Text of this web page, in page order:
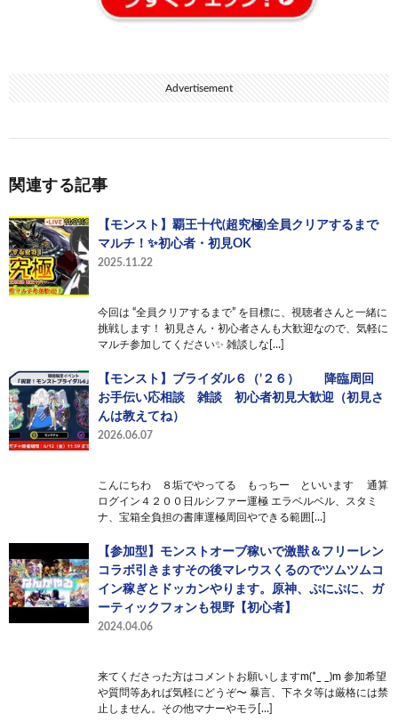
Advertisement
関連する記事
【モンスト】覇王十代(超究極)全員クリアするまで
マルチ！✨初心者・初見OK
2025.11.22
今回は “全員クリアするまで” を目標に、視聴者さんと一緒に
挑戦します！ 初見さん・初心者さんも大歓迎なので、気軽に
マルチ参加してください✨ 雑談しな[…]
【モンスト】ブライダル６（’２６） 降臨周回
お手伝い応相談 雑談 初心者初見大歓迎（初見さ
んは教えてね）
2026.06.07
こんにちわ ８垢でやってる もっちー といいます 通算
ログイン４２００日ルシファー運極 エラベルベル、スタミ
ナ、宝箱全負担の書庫運極周回やできる範囲[…]
【参加型】モンストオーブ稼いで激獣＆フリーレン
コラボ引きますその後マレウスくるのでツムツムコ
イン稼ぎとドッカンやります。原神、ぷにぷに、ガ
ーティックフォンも視野【初心者】
2024.04.06
来てくださった方はコメントお願いしますm(*_ _)m 参加希望
や質問等あれば気軽にどうぞ〜 暴言、下ネタ等は厳格には禁
止しません。その他マナーやモラ[…]